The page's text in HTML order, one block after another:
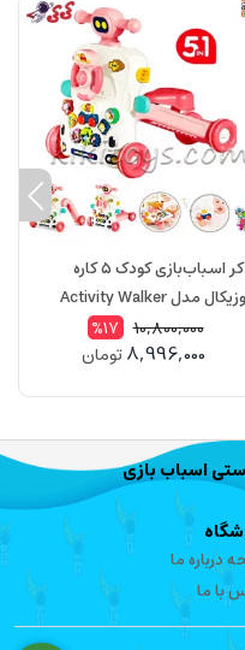
واکر اسباب‌بازی کودک ۵ کاره
موزیکال مدل Activity Walker
10,800,000
%17
8,996,000تومان
اسباب بازی
درباره ما
با ما